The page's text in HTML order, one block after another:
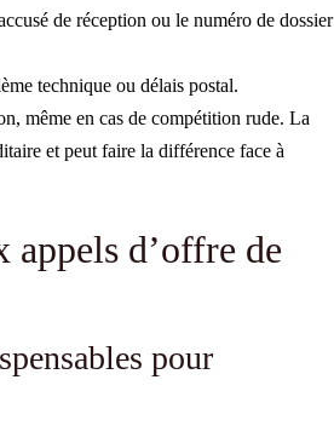
de réception ou le numéro de dossier
technique ou délais postal.
même en cas de compétition rude. La
et peut faire la différence face à
appels d’offre de
pour